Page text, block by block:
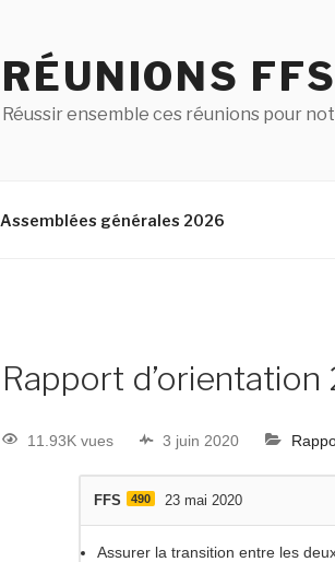
RÉUNIONS FFS
Réussir ensemble ces réunions pour
Assemblées générales 2026
Rapport d’orientation
11.93K vues 3 juin 2020
FFS 490 23 mai 2020
Assurer la transition entre les